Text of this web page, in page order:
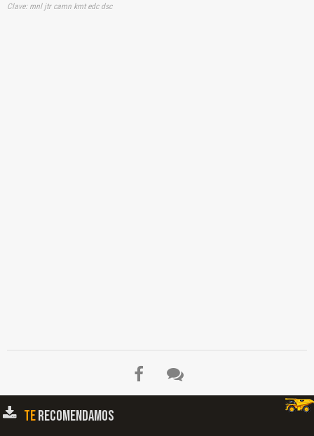
Clave: mnl jtr camn kmt edc dsc
TERECOMENDAMOS